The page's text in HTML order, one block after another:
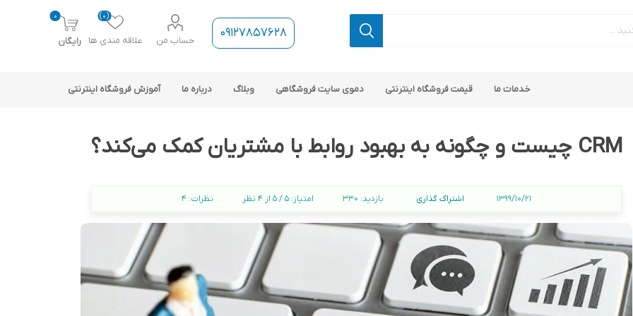
09127857628 حساب من علاقه مندی ها
(0)
0
رایگان
پلاگین های کاربردی پلاگین های SEO ناپ کامرس
ارتباط فروشگاه با نرم افزار
قالب های رایگان ناپ کامرس
خدمات ما قیمت فروشگاه اینترنتی دموی سایت فروشگاهی وبلاگ درباره ما آموزش فروشگاه اینترنتی
CRM چیست و چگونه به بهبود روابط با مشتریان کمک می‌کند؟
1399/10/21 اشتراک گذاری بازدید: 330 امتیاز: 5 / 5 از 4 نظر نظرات: 4